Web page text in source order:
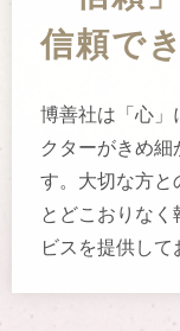
信頼で
博善社は「心」
クターがきめ細
す。大切な方と
とどこおりな
ビスを提供して